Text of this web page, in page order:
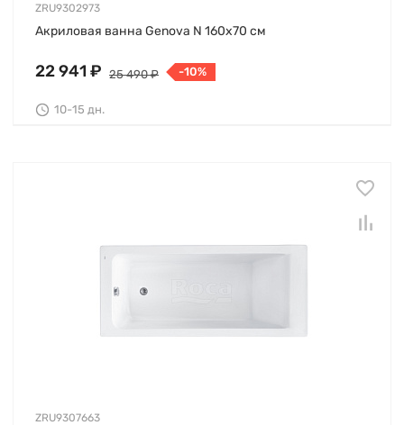
ZRU9302973
Акриловая ванна Genova N 160х70 см
22 941 ₽ 25 490 ₽ -10%
10-15 дн.
ZRU9307663